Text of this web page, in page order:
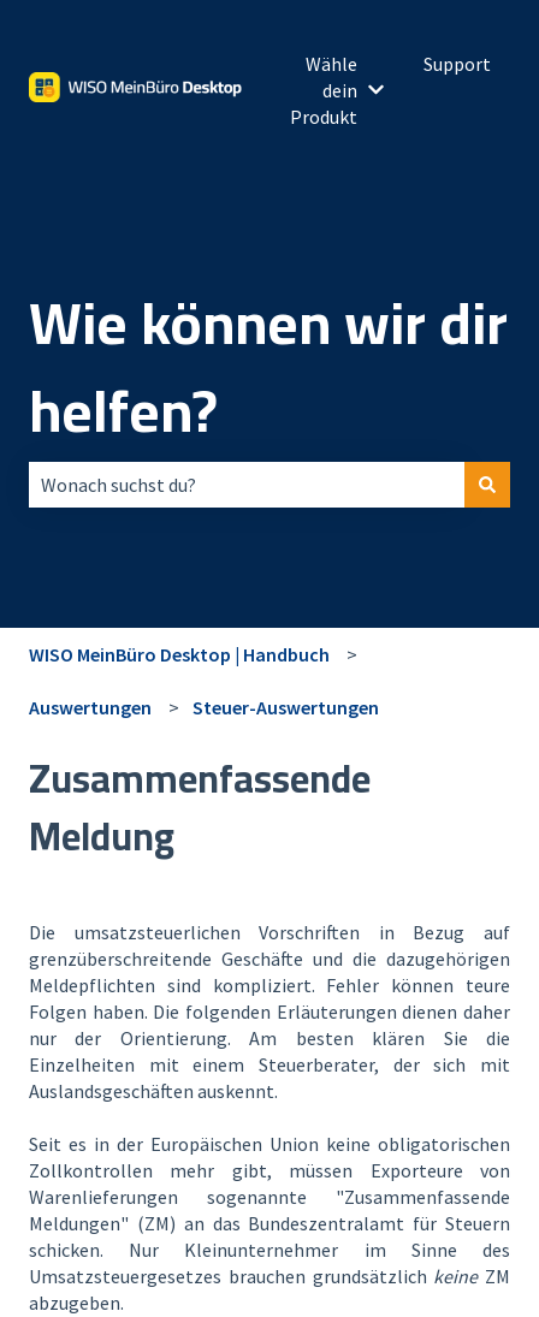
Wähle
dein
Produkt
Untermenü für
Support
Wie können wir dir
helfen?
WISO MeinBüro Desktop | Handbuch
Auswertungen Steuer-Auswertungen
Zusammenfassende
Meldung
Die umsatzsteuerlichen Vorschriften in Bezug auf
grenzüberschreitende Geschäfte und die dazugehörigen
Meldepflichten sind kompliziert. Fehler können teure
Folgen haben. Die folgenden Erläuterungen dienen daher
nur der Orientierung. Am besten klären Sie die
Einzelheiten mit einem Steuerberater, der sich mit
Auslandsgeschäften auskennt.
Seit es in der Europäischen Union keine obligatorischen
Zollkontrollen mehr gibt, müssen Exporteure von
Warenlieferungen sogenannte "Zusammenfassende
Meldungen" (ZM) an das Bundeszentralamt für Steuern
schicken. Nur Kleinunternehmer im Sinne des
Umsatzsteuergesetzes brauchen grundsätzlich keineZM
abzugeben.